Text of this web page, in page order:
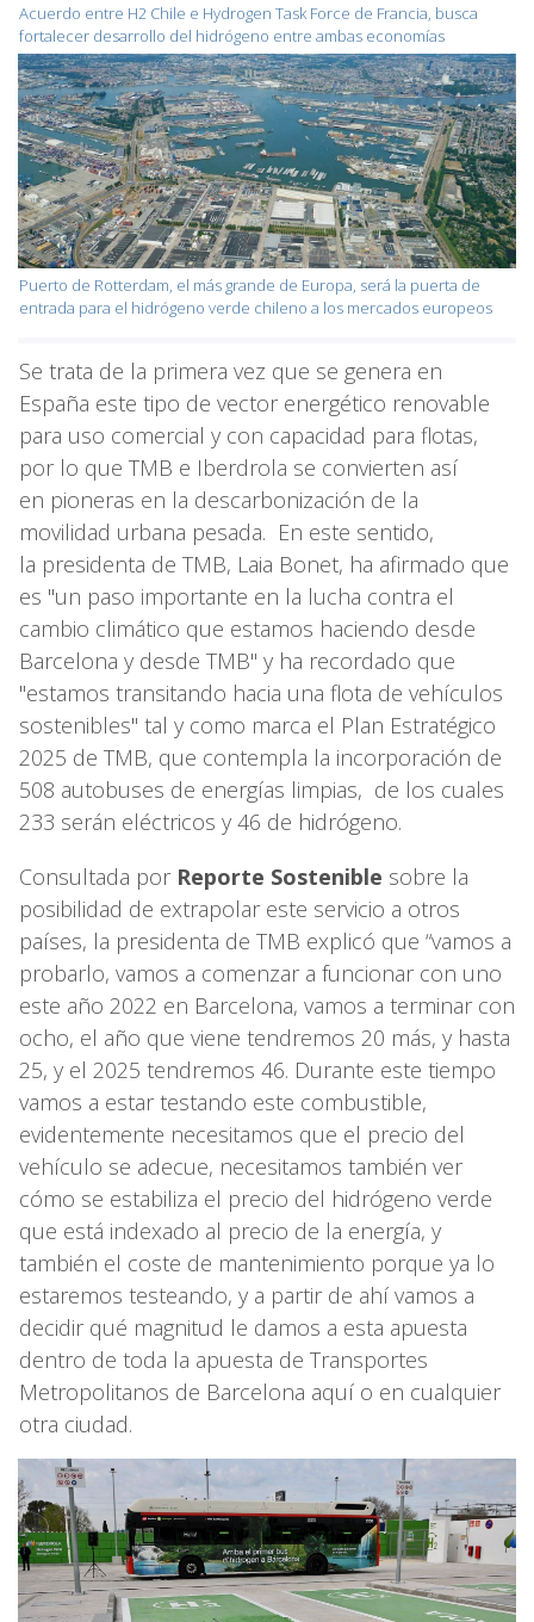
Acuerdo entre H2 Chile e Hydrogen Task Force de Francia, busca
fortalecer desarrollo del hidrógeno entre ambas economías
Puerto de Rotterdam, el más grande de Europa, será la puerta de
entrada para el hidrógeno verde chileno a los mercados europeos
Se trata de la primera vez que se genera en
España este tipo de vector energético renovable
para uso comercial y con capacidad para flotas,
por lo que TMB e Iberdrola se convierten así
en pioneras en la descarbonización de la
movilidad urbana pesada. En este sentido,
la presidenta de TMB, Laia Bonet, ha afirmado que
es "un paso importante en la lucha contra el
cambio climático que estamos haciendo desde
Barcelona y desde TMB" y ha recordado que
"estamos transitando hacia una flota de vehículos
sostenibles" tal y como marca el Plan Estratégico
2025 de TMB, que contempla la incorporación de
508 autobuses de energías limpias, de los cuales
233 serán eléctricos y 46 de hidrógeno.
Consultada por Reporte Sostenible sobre la
posibilidad de extrapolar este servicio a otros
países, la presidenta de TMB explicó que “vamos a
probarlo, vamos a comenzar a funcionar con uno
este año 2022 en Barcelona, vamos a terminar con
ocho, el año que viene tendremos 20 más, y hasta
25, y el 2025 tendremos 46. Durante este tiempo
vamos a estar testando este combustible,
evidentemente necesitamos que el precio del
vehículo se adecue, necesitamos también ver
cómo se estabiliza el precio del hidrógeno verde
que está indexado al precio de la energía, y
también el coste de mantenimiento porque ya lo
estaremos testeando, y a partir de ahí vamos a
decidir qué magnitud le damos a esta apuesta
dentro de toda la apuesta de Transportes
Metropolitanos de Barcelona aquí o en cualquier
otra ciudad.